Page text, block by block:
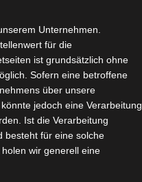
Kontakt
Unternehmen.
für die
ist grundsätzlich ohne
Sofern eine betroffene
über unsere
jedoch eine Verarbeitung
Ist die Verarbeitung
besteht für eine solche
wir generell eine